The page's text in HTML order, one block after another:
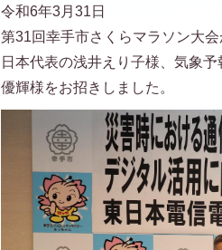
令和6年3月31日
第31回幸手市さくらマラソン大
日本代表の浅井えり子様、気象
優輝様をお招きしました。